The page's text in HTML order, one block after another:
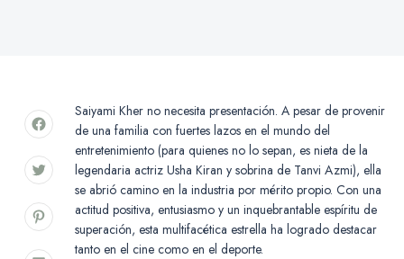
Saiyami Kher no necesita presentación. A pesar de provenir
de una familia con fuertes lazos en el mundo del
entretenimiento (para quienes no lo sepan, es nieta de la
legendaria actriz Usha Kiran y sobrina de Tanvi Azmi), ella
se abrió camino en la industria por mérito propio. Con una
actitud positiva, entusiasmo y un inquebrantable espíritu de
superación, esta multifacética estrella ha logrado destacar
tanto en el cine como en el deporte.